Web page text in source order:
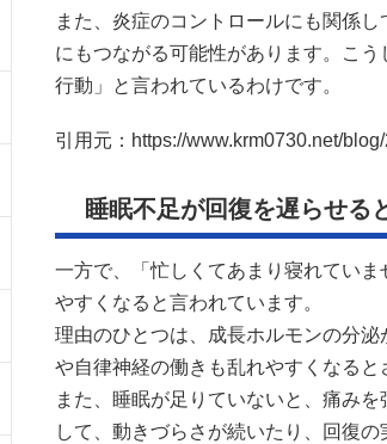
また、炎症のコントロールにも関係
にもつながる可能性があります。こ
行動」と言われているわけです。
引用元： https://www.krm0730.net/
睡眠不足が回復を遅らせる
一方で、「忙しくてあまり寝れてい
やすくなると言われています。
理由のひとつは、成長ホルモンの分
や自律神経の働きも乱れやすくなると
また、睡眠が足りていないと、痛み
して、動きづらさが続いたり、回復